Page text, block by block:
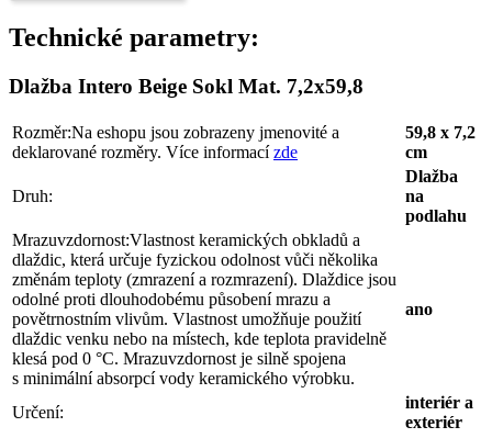
Technické parametry:
Dlažba Intero Beige Sokl Mat. 7,2x59,8
Rozměr:Na eshopu jsou zobrazeny jmenovité a
deklarované rozměry. Více informacízde
59,8 x 7,2
cm
Druh:
Dlažba
na
podlahu
Mrazuvzdornost:Vlastnost keramických obkladů a
dlaždic, která určuje fyzickou odolnost vůči několika
změnám teploty (zmrazení a rozmrazení). Dlaždice jsou
odolné proti dlouhodobému působení mrazu a
povětrnostním vlivům. Vlastnost umožňuje použití
dlaždic venku nebo na místech, kde teplota pravidelně
klesá pod 0 °C. Mrazuvzdornost je silně spojena
s minimální absorpcí vody keramického výrobku.
ano
Určení:
interiér a
exteriér